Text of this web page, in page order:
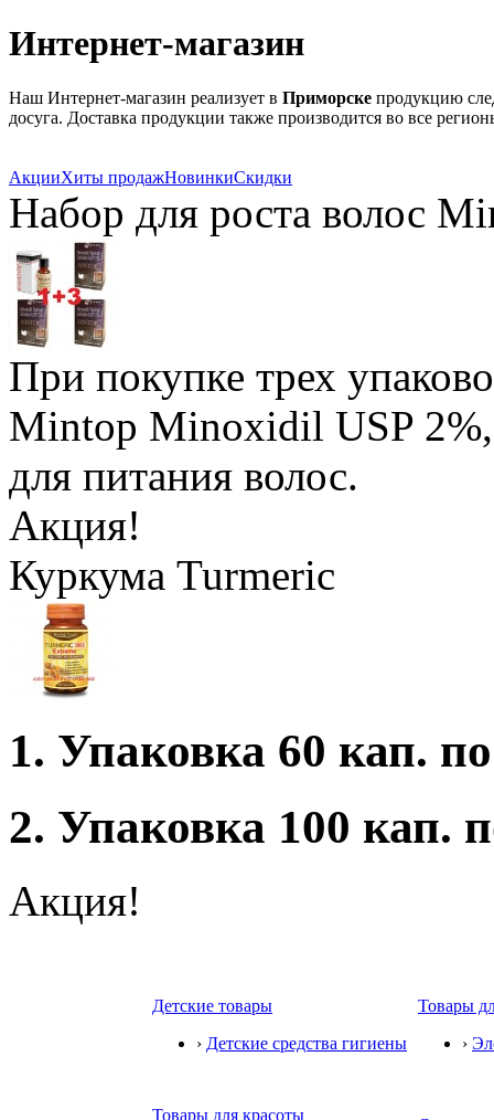
Интернет-магазин
Наш Интернет-магазин реализует в Приморске продукцию
досуга. Доставка продукции также производится во все
АкцииХиты продажНовинкиСкидки
Набор для роста волос
При покупке трех
Mintop Minoxidil USP
для питания волос.
Акция!
Куркума Turmeric
1. Упаковка 60 кап.
2. Упаковка 100 кап.
Акция!
Детские товары
› Детские средства гигиены
Товары
›
Товары для красоты